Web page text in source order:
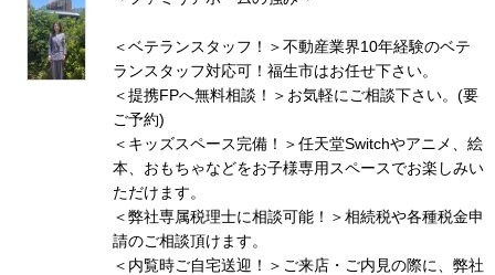
＜ベテランスタッフ！＞不動産業界10年経験のベテ
ランスタッフ対応可！福生市はお任せ下さい。
＜提携FPへ無料相談！＞お気軽にご相談下さい。(要
ご予約)
＜キッズスペース完備！＞任天堂Switchやアニメ、絵
本、おもちゃなどをお子様専用スペースでお楽しみい
ただけます。
＜弊社専属税理士に相談可能！＞相続税や各種税金申
請のご相談頂けます。
＜内覧時ご自宅送迎！＞ご来店・ご内見の際に、弊社